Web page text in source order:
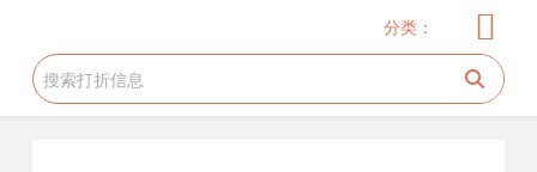
过
内
分类：